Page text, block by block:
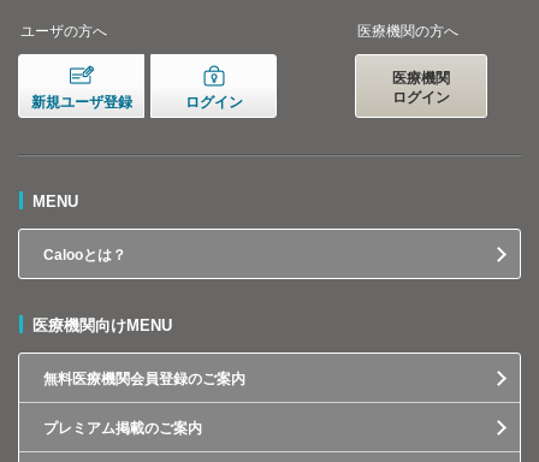
ユーザの方へ
新規ユーザ登録 ログイン
医療機関の方へ
医療機関
ログイン
MENU
Calooとは？
医療機関向けMENU
無料医療機関会員登録のご案内
プレミアム掲載のご案内